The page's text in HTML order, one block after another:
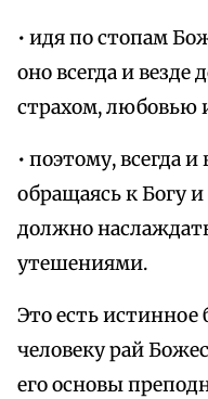
• идя по стопам
оно всегда и везде
страхом, любовью
• поэтому, всегда
обращаясь к Богу
должно
утешениями.
Это есть истинное
человеку рай
его основы